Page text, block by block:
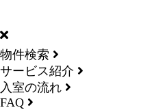
物件検索
サービス紹介
入室の流れ
FAQ